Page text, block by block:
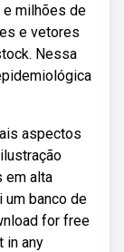
e milhões de
e vetores
Nessa
aspectos
em alta
um banco de
for free
in any